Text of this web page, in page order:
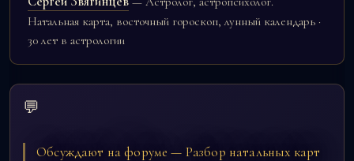
Натальная карта, восточный гороскоп, лунный календарь ·
30 лет в астрологии
💬
Обсуждают на форуме — Разбор натальных карт